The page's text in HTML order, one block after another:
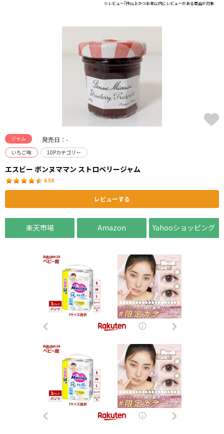
※レビュー7件以上かつ半年以内にレビューがある商品が対象
ジャム 発売日：-
いちご味 10Pカテゴリー
エスビー ボンヌママン ストロベリージャム
4.50
レビューする
楽天市場 Amazon Yahooショッピング